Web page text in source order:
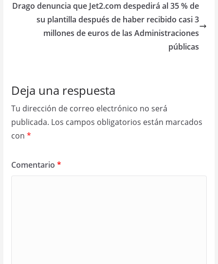
Drago denuncia que Jet2.com despedirá al 35 % de
su plantilla después de haber recibido casi 3
millones de euros de las Administraciones
públicas
Deja una respuesta
Tu dirección de correo electrónico no será
publicada. Los campos obligatorios están marcados
con *
Comentario *